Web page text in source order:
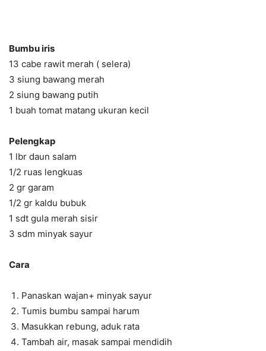
Bumbu iris
13 cabe rawit merah ( selera)
3 siung bawang merah
2 siung bawang putih
1 buah tomat matang ukuran kecil
Pelengkap
1 lbr daun salam
1/2 ruas lengkuas
2 gr garam
1/2 gr kaldu bubuk
1 sdt gula merah sisir
3 sdm minyak sayur
Cara
Panaskan wajan+ minyak sayur
Tumis bumbu sampai harum
Masukkan rebung, aduk rata
Tambah air, masak sampai mendidih